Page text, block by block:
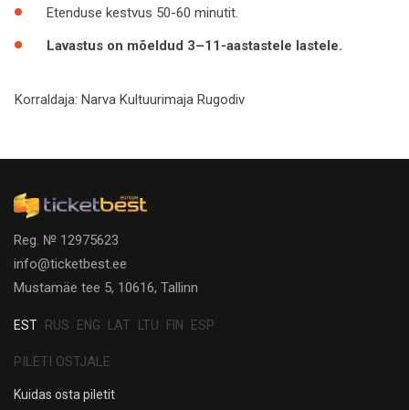
Etenduse kestvus 50-60 minutit.
Lavastus on mõeldud 3–11-aastastele lastele.
Korraldaja: Narva Kultuurimaja Rugodiv
Reg. № 12975623
info@ticketbest.ee
Mustamäe tee 5, 10616, Tallinn
EST RUS ENG LAT LTU FIN ESP
PILETI OSTJALE
Kuidas osta piletit